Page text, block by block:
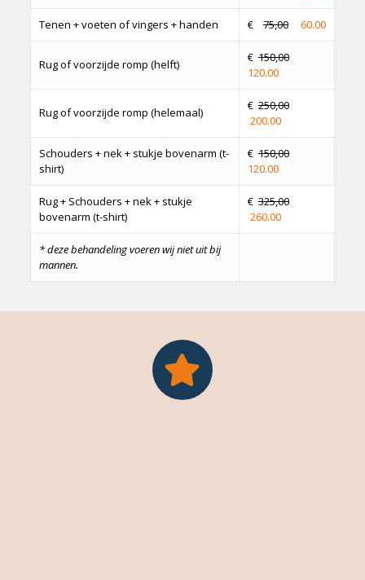
Tenen + voeten of vingers + handen €75,00 60.00
Rug of voorzijde romp (helft) €150,00
120.00
Rug of voorzijde romp (helemaal) €250,00
200.00
Schouders + nek + stukje bovenarm (t-
shirt)
€150,00
120.00
Rug + Schouders + nek + stukje
bovenarm (t-shirt)
€325,00
260.00
* deze behandeling voeren wij niet uit bij
mannen.